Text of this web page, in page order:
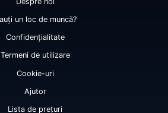
un loc de muncă?
Confidențialitate
Termeni de utilizare
Cookie-uri
Ajutor
Lista de prețuri